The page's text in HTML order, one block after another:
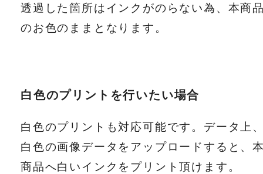
透過した箇所はインクがのらない為、本商
のお色のままとなります。
白色のプリントを行いたい場合
白色のプリントも対応可能です。データ上
白色の画像データをアップロードすると、
商品へ白いインクをプリント頂けます。